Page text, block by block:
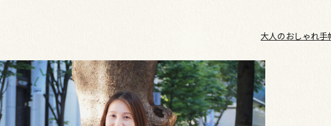
大人のおしゃれ手